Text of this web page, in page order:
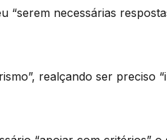
“serem necessárias
realçando ser preciso